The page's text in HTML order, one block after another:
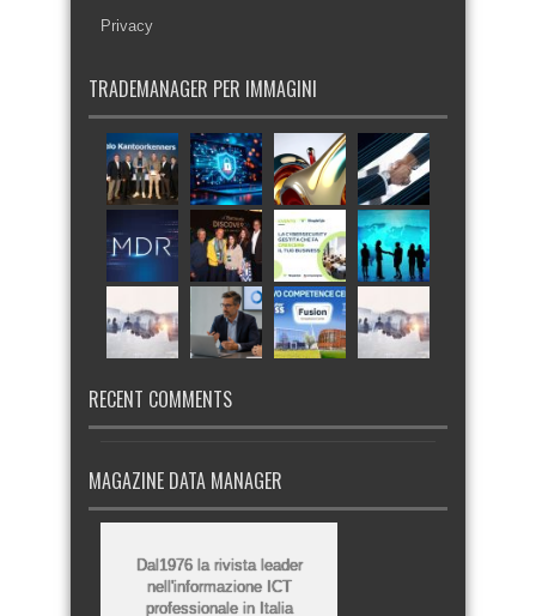
Privacy
TRADEMANAGER PER IMMAGINI
RECENT COMMENTS
MAGAZINE DATA MANAGER
Dal1976 la rivista leader
nell'informazione ICT
professionale in Italia